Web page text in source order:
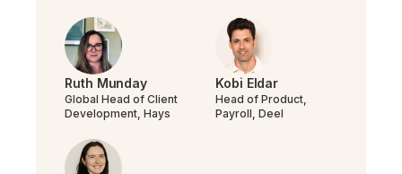
Ruth Munday
Global Head of Client
Development, Hays
Kobi Eldar
Head of Product,
Payroll, Deel